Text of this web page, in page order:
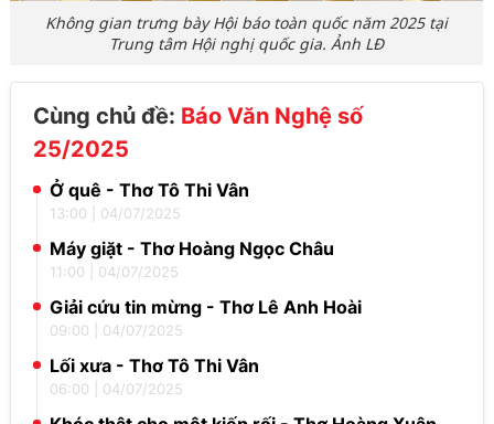
Không gian trưng bày Hội báo toàn quốc năm 2025 tại
Trung tâm Hội nghị quốc gia. Ảnh LĐ
Cùng chủ đề: Báo Văn Nghệ số
25/2025
Ở quê - Thơ Tô Thi Vân
13:00 04/07/2025
Máy giặt - Thơ Hoàng Ngọc Châu
11:00 04/07/2025
Giải cứu tin mừng - Thơ Lê Anh Hoài
09:00 04/07/2025
Lối xưa - Thơ Tô Thi Vân
06:00 04/07/2025